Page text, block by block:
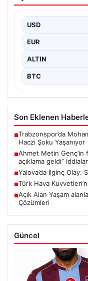
USD
EUR
ALTIN
BTC
Son Eklenen
■Trabzonspor’da
Haczi Şoku Yaşanıyor
■Ahmet Metin Genç’in
açıklama geldi”
■Yalova’da İlginç Olay:
■Türk Hava
■Açık Alan Yaşam
Çözümleri
Güncel